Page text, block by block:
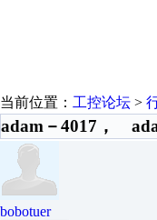
当前位置： 工控论坛 >
adam－4017，
bobotuer